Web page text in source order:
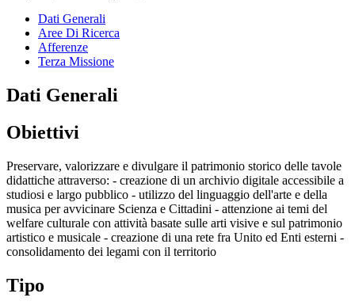
Dati Generali
Aree Di Ricerca
Afferenze
Terza Missione
Dati Generali
Obiettivi
Preservare, valorizzare e divulgare il patrimonio storico delle tavole
didattiche attraverso: - creazione di un archivio digitale accessibile a
studiosi e largo pubblico - utilizzo del linguaggio dell'arte e della
musica per avvicinare Scienza e Cittadini - attenzione ai temi del
welfare culturale con attività basate sulle arti visive e sul patrimonio
artistico e musicale - creazione di una rete fra Unito ed Enti esterni -
consolidamento dei legami con il territorio
Tipo